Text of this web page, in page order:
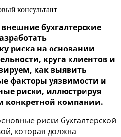
консультант
бухгалтерские
риска на основании
круга клиентов и
как выявить
факторы уязвимости и
риски, иллюстрируя
конкретной компании.
риски бухгалтерской
которая должна